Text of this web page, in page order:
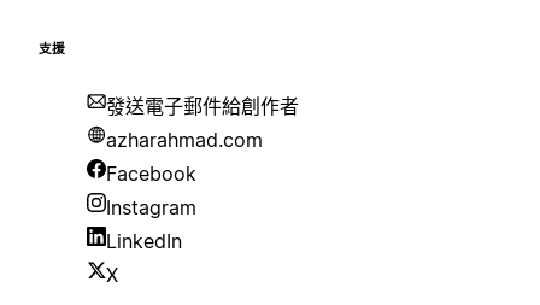
支援
發送電子郵件給創作者
azharahmad.com
Facebook
Instagram
LinkedIn
X